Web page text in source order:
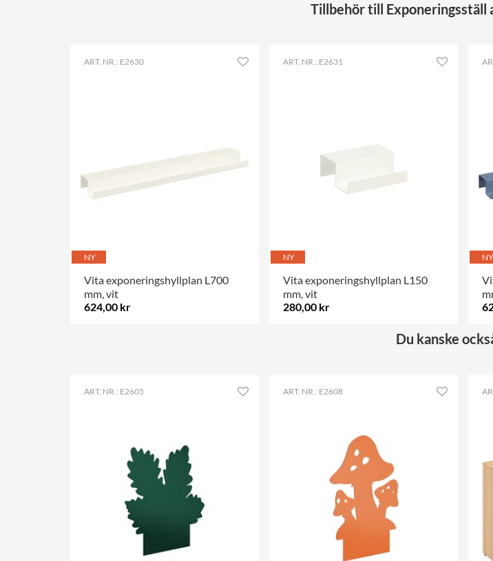
Material
Tillbehör till Exponeringsställ
ART. NR.: E2630
NY
Vita exponeringshyllplan L700
mm, vit
624,00 kr
ART. NR.: E2631
NY
Vita exponeringshyllplan L150
mm, vit
280,00 kr
NY
Du kanske
ART. NR.: E2605 ART. NR.: E2608